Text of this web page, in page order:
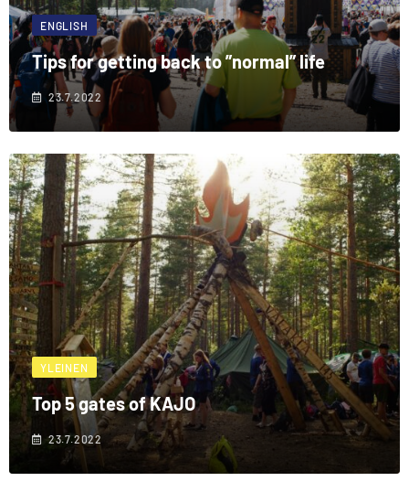
ENGLISH
Tips for getting back to ”normal” life
23.7.2022
YLEINEN
Top 5 gates of KAJO
23.7.2022